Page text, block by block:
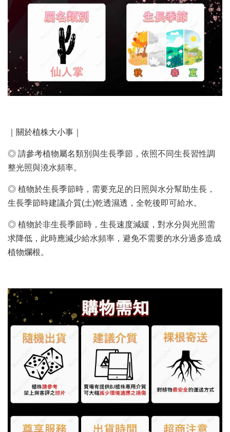
｜關於植株大小事｜
◎ 請參考植物屬名類別與生長季節，依照不同生長習性調
整光照與澆水頻率。
◎ 植物於生長季節時，需要充足的日照與水分幫助生長，
生長季節時建議介質(土)乾透濕透，全乾後即可給水。
◎ 植物於非生長季節時，生長速度減緩，對水分與光照需
求降低，此時應減少給水頻率，避免不需要的水分過多造成
植物爛根。